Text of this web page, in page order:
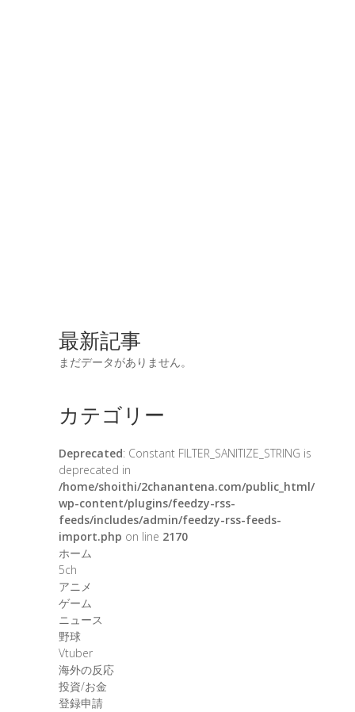
最新記事
まだデータがありません。
カテゴリー
Deprecated: Constant FILTER_SANITIZE_STRING is
deprecated in
/home/shoithi/2chanantena.com/public_html/
wp-content/plugins/feedzy-rss-
feeds/includes/admin/feedzy-rss-feeds-
import.php on line 2170
ホーム
5ch
アニメ
ゲーム
ニュース
野球
Vtuber
海外の反応
投資/お金
登録申請